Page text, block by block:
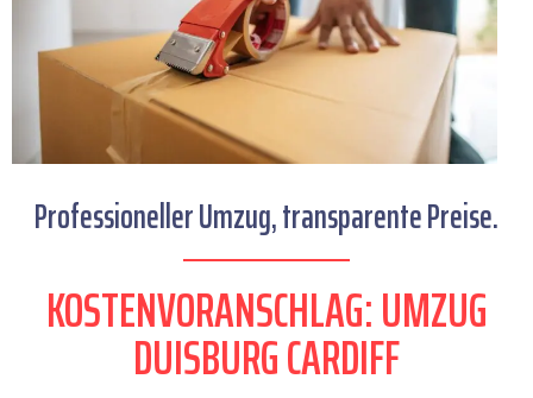
Professioneller Umzug, transparente Preise.
KOSTENVORANSCHLAG: UMZUG
DUISBURG CARDIFF